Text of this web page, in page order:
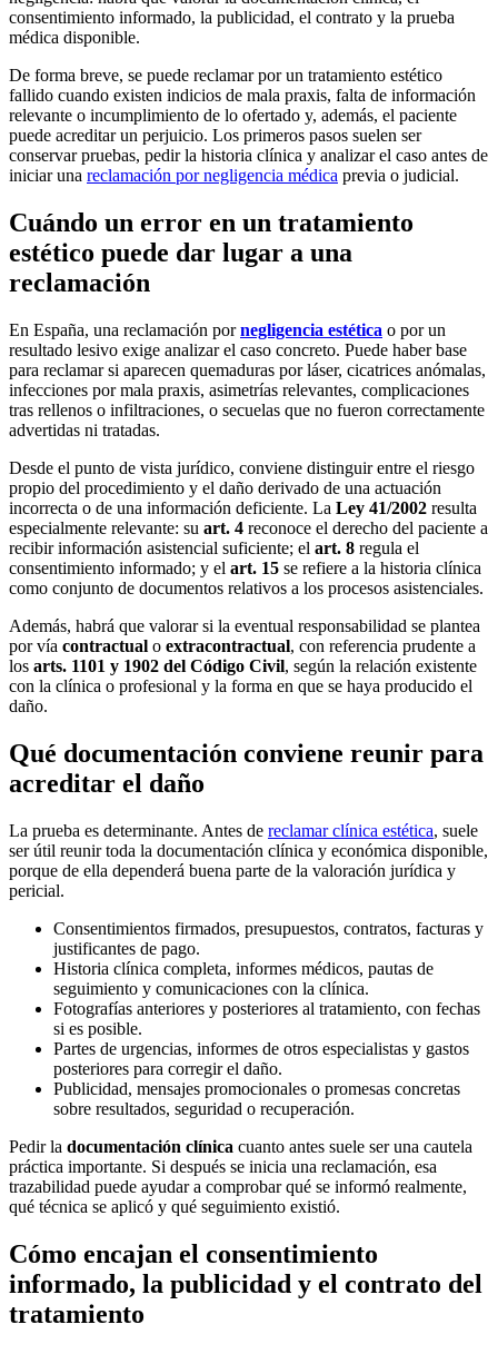
consentimiento informado, la publicidad, el contrato y la prueba
médica disponible.
De forma breve, se puede reclamar por un tratamiento estético
fallido cuando existen indicios de mala praxis, falta de información
relevante o incumplimiento de lo ofertado y, además, el paciente
puede acreditar un perjuicio. Los primeros pasos suelen ser
conservar pruebas, pedir la historia clínica y analizar el caso antes de
iniciar una reclamación por negligencia médica previa o judicial.
Cuándo un error en un tratamiento
estético puede dar lugar a una
reclamación
En España, una reclamación pornegligencia estética o por un
resultado lesivo exige analizar el caso concreto. Puede haber base
para reclamar si aparecen quemaduras por láser, cicatrices anómalas,
infecciones por mala praxis, asimetrías relevantes, complicaciones
tras rellenos o infiltraciones, o secuelas que no fueron correctamente
advertidas ni tratadas.
Desde el punto de vista jurídico, conviene distinguir entre el riesgo
propio del procedimiento y el daño derivado de una actuación
incorrecta o de una información deficiente. La Ley 41/2002 resulta
especialmente relevante: su art. 4 reconoce el derecho del paciente a
recibir información asistencial suficiente; el art. 8 regula el
consentimiento informado; y el art. 15 se refiere a la historia clínica
como conjunto de documentos relativos a los procesos asistenciales.
Además, habrá que valorar si la eventual responsabilidad se plantea
por vía contractual o extracontractual, con referencia prudente a
los arts. 1101 y 1902 del Código Civil, según la relación existente
con la clínica o profesional y la forma en que se haya producido el
daño.
Qué documentación conviene reunir para
acreditar el daño
La prueba es determinante. Antes de reclamar clínica estética, suele
ser útil reunir toda la documentación clínica y económica disponible,
porque de ella dependerá buena parte de la valoración jurídica y
pericial.
Consentimientos firmados, presupuestos, contratos, facturas y
justificantes de pago.
Historia clínica completa, informes médicos, pautas de
seguimiento y comunicaciones con la clínica.
Fotografías anteriores y posteriores al tratamiento, con fechas
si es posible.
Partes de urgencias, informes de otros especialistas y gastos
posteriores para corregir el daño.
Publicidad, mensajes promocionales o promesas concretas
sobre resultados, seguridad o recuperación.
Pedir la documentación clínica cuanto antes suele ser una cautela
práctica importante. Si después se inicia una reclamación, esa
trazabilidad puede ayudar a comprobar qué se informó realmente,
qué técnica se aplicó y qué seguimiento existió.
Cómo encajan el consentimiento
informado, la publicidad y el contrato del
tratamiento